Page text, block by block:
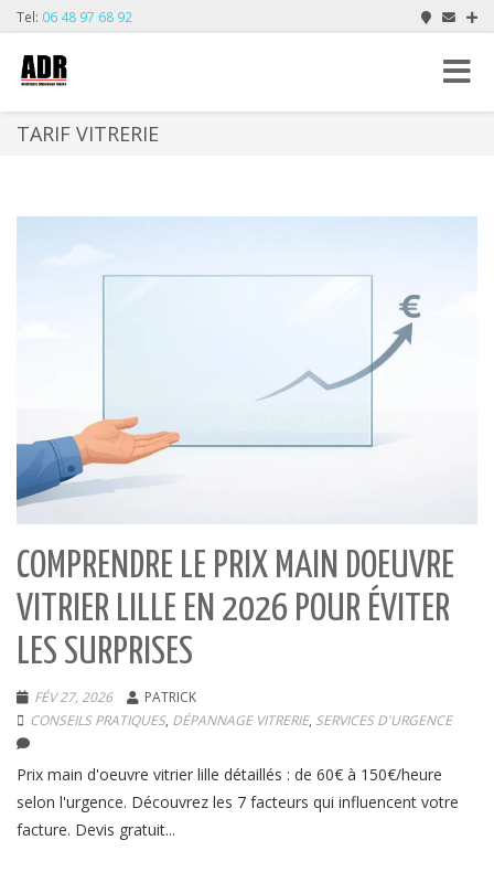
Tel: 06 48 97 68 92
Toggle
TARIF VITRERIE
COMPRENDRE LE PRIX MAIN DOEUVRE
VITRIER LILLE EN 2026 POUR ÉVITER
LES SURPRISES
FÉV 27, 2026
PATRICK
CONSEILS PRATIQUES, DÉPANNAGE VITRERIE, SERVICES D'URGENCE
Prix main d'oeuvre vitrier lille détaillés : de 60€ à 150€/heure
selon l'urgence. Découvrez les 7 facteurs qui influencent votre
facture. Devis gratuit...